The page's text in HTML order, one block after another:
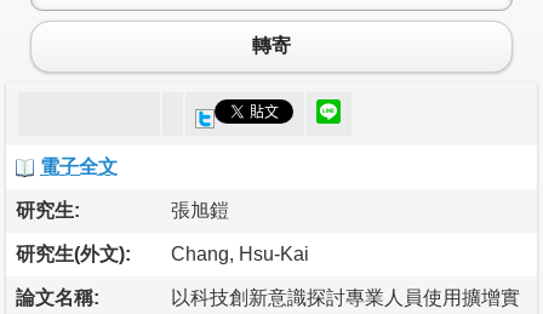
轉寄
電子全文
研究生: 張旭鎧
研究生(外文): Chang, Hsu-Kai
論文名稱:
以科技創新意識探討專業人員使用擴增實